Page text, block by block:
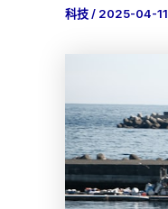
科技/ 2025-04-11